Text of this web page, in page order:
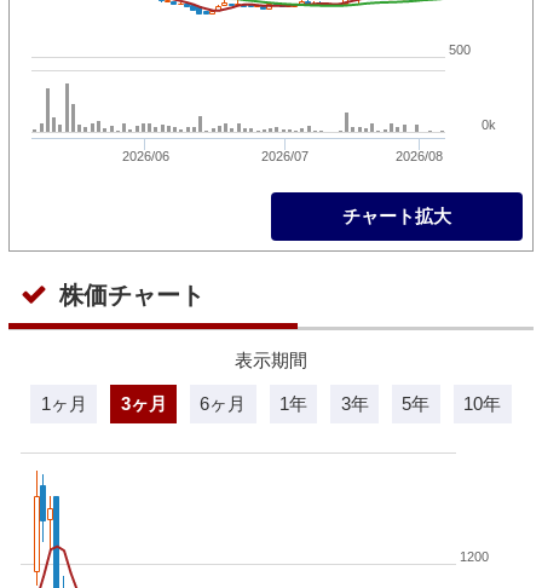
2026/06 2026/07 2026/08
500
0k
チャート拡大
株価チャート
表示期間
1ヶ月 3ヶ月 6ヶ月 1年 3年 5年 10年
1200